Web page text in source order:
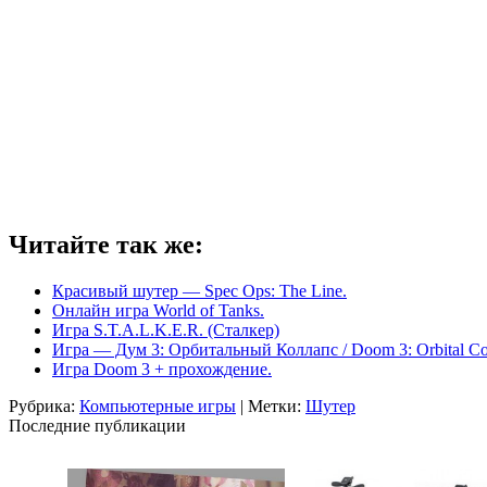
Читайте так же:
Красивый шутер — Spec Ops: The Line.
Онлайн игра World of Tanks.
Игра S.T.A.L.K.E.R. (Сталкер)
Игра — Дум 3: Орбитальный Коллапс / Doom 3: Orbital
Игра Doom 3 + прохождение.
Рубрика: Компьютерные игры | Метки: Шутер
Последние публикации